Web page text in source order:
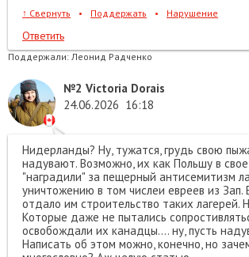
↑ Свернуть • Поддержать • Нарушение
Ответить
Поддержали: Леонид Радченко
№2 Victoria Dorais
24.06.2026 16:18
Нидерланды? Ну, тужатся, грудь свою
надувают. Возможно, их как Польшу в
"наградили" за пещерный антисемитизм
уничтожению в том числеи евреев из Зап.
отдало им строительство таких лагерей.
Которые даже не пытались
освобождали их канадцы.... ну, пусть
Написать об этом можно, конечно, но